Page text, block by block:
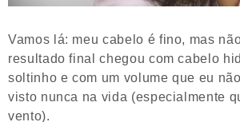
Vamos lá: meu cabelo é fino, mas
resultado final chegou com cabelo
soltinho e com um volume que eu
visto nunca na vida (especialmente
vento).